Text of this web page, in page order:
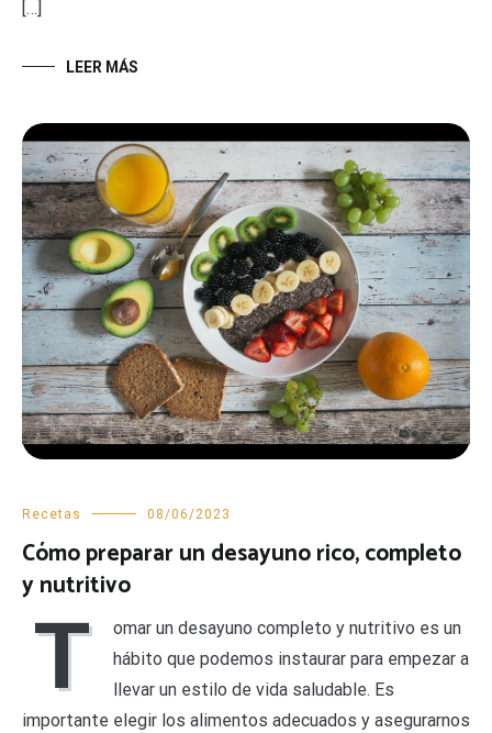
[…]
LEER MÁS
Recetas 08/06/2023
Cómo preparar un desayuno rico, completo
y nutritivo
T
omar un desayuno completo y nutritivo es un
hábito que podemos instaurar para empezar a
llevar un estilo de vida saludable. Es
importante elegir los alimentos adecuados y asegurarnos